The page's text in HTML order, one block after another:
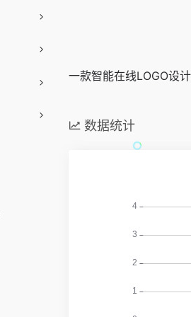
一款智能在线LOGO设
数据统计